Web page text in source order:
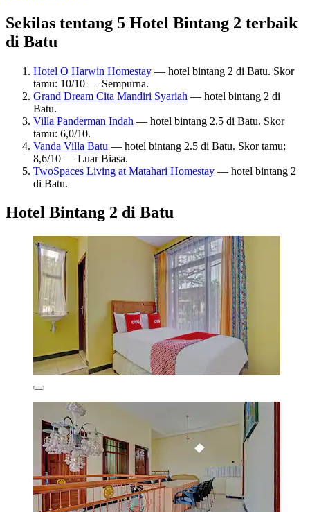
Sekilas tentang 5 Hotel Bintang 2 terbaik
di Batu
Hotel O Harwin Homestay — hotel bintang 2 di Batu. Skor
tamu: 10/10 — Sempurna.
Grand Dream Cita Mandiri Syariah — hotel bintang 2 di
Batu.
Villa Panderman Indah — hotel bintang 2.5 di Batu. Skor
tamu: 6,0/10.
Vanda Villa Batu — hotel bintang 2.5 di Batu. Skor tamu:
8,6/10 — Luar Biasa.
TwoSpaces Living at Matahari Homestay — hotel bintang 2
di Batu.
Hotel Bintang 2 di Batu